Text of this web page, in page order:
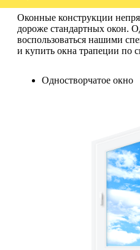
Оконные конструкции
дороже стандартных окон.
воспользоваться нашими
и купить окна трапеции по
Одностворчатое окно